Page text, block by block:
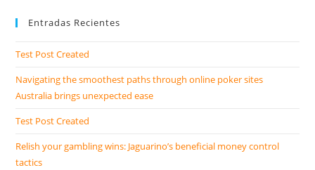
Entradas Recientes
Test Post Created
Navigating the smoothest paths through online poker sites
Australia brings unexpected ease
Test Post Created
Relish your gambling wins: Jaguarino’s beneficial money control
tactics